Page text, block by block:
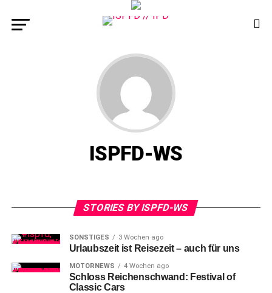
ISPFD-WS
STORIES BY ISPFD-WS
SONSTIGES 3 Wochen ago
Urlaubszeit ist Reisezeit – auch für uns
MOTORNEWS 4 Wochen ago
Schloss Reichenschwand: Festival of
Classic Cars